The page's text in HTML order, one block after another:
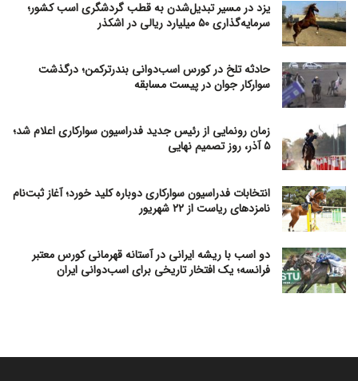
یزد در مسیر تبدیل‌شدن به قطب گردشگری اسب کشور؛
سرمایه‌گذاری ۵۰ میلیارد ریالی در اشکذر
حادثه تلخ در کورس اسب‌دوانی بندرترکمن؛ درگذشت
سوارکار جوان در پیست مسابقه
زمان رونمایی از رئیس جدید فدراسیون سوارکاری اعلام شد؛
۵ آذر، روز تصمیم نهایی
انتخابات فدراسیون سوارکاری دوباره کلید خورد؛ آغاز ثبت‌نام
نامزدهای ریاست از ۲۲ شهریور
دو اسب با ریشه ایرانی در آستانه قهرمانی کورس معتبر
فرانسه؛ یک افتخار تاریخی برای اسب‌دوانی ایران